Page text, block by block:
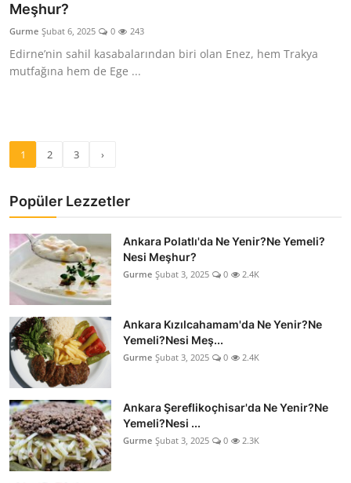
Meşhur?
Gurme Şubat 6, 2025 0 243
Edirne’nin sahil kasabalarından biri olan Enez, hem Trakya
mutfağına hem de Ege ...
1 2 3 ›
Popüler Lezzetler
Ankara Polatlı'da Ne Yenir?Ne Yemeli?
Nesi Meşhur?
Gurme Şubat 3, 2025 0 2.4K
Ankara Kızılcahamam'da Ne Yenir?Ne
Yemeli?Nesi Meş...
Gurme Şubat 3, 2025 0 2.4K
Ankara Şereflikoçhisar'da Ne Yenir?Ne
Yemeli?Nesi ...
Gurme Şubat 3, 2025 0 2.3K